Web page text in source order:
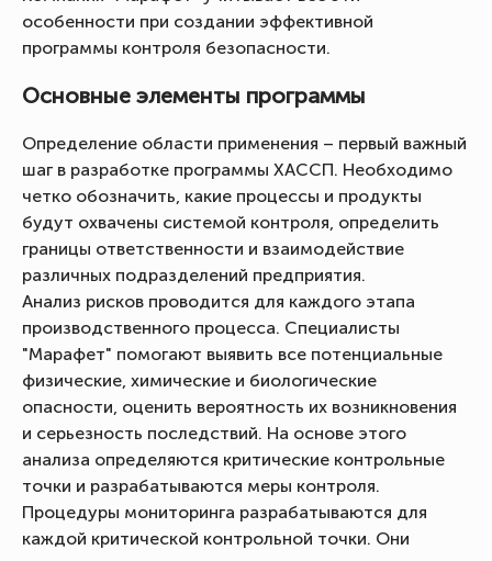
особенности при создании эффективной
программы контроля безопасности.
Основные элементы программы
Определение области применения – первый важный
шаг в разработке программы ХАССП. Необходимо
четко обозначить, какие процессы и продукты
будут охвачены системой контроля, определить
границы ответственности и взаимодействие
различных подразделений предприятия.
Анализ рисков проводится для каждого этапа
производственного процесса. Специалисты
"Марафет" помогают выявить все потенциальные
физические, химические и биологические
опасности, оценить вероятность их возникновения
и серьезность последствий. На основе этого
анализа определяются критические контрольные
точки и разрабатываются меры контроля.
Процедуры мониторинга разрабатываются для
каждой критической контрольной точки. Они